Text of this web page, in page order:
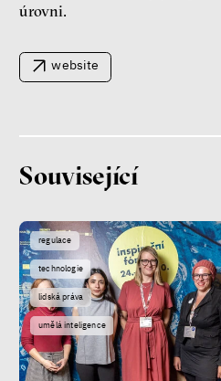
úrovni.
website
Související
regulace
technologie
lidská práva
umělá inteligence